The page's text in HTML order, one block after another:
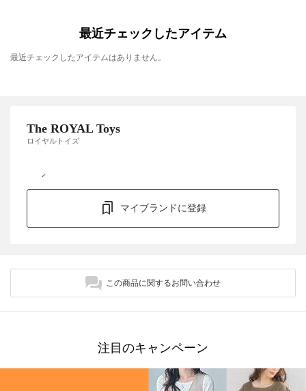
最近チェックしたアイテム
最近チェックしたアイテムはありません。
The ROYAL Toys
ロイヤルトイズ
マイブランドに登録
この商品に関するお問い合わせ
注目のキャンペーン